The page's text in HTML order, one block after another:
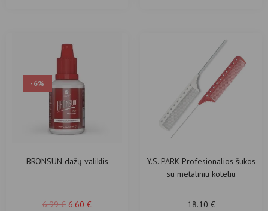
-6%
BRONSUN dažų valiklis
6.99€ 6.60 €
Y.S. PARK Profesionalios šukos
su metaliniu koteliu
18.10 €